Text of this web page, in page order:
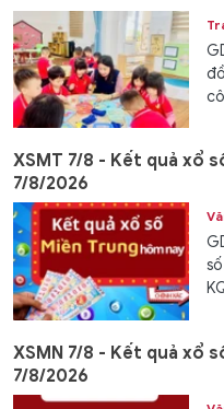
XSMT 7/8 - Kết quả xổ
7/8/2026
XSMN 7/8 - Kết quả xổ
7/8/2026